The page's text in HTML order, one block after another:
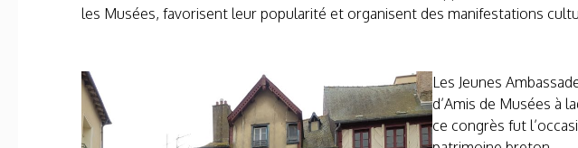
les Musées, favorisent leur popularité et organisent des manifestations
Les Jeunes
d’Amis de Musées à
ce congrès fut